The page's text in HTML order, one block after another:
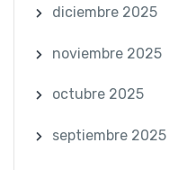
diciembre 2025
noviembre 2025
octubre 2025
septiembre 2025